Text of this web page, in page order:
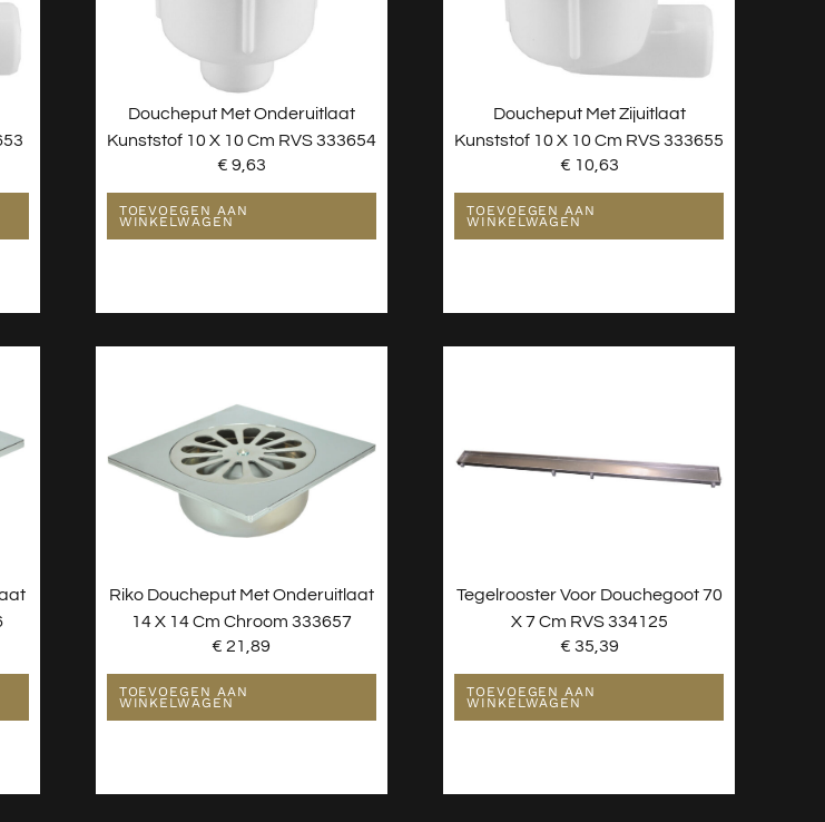
Doucheput Met Onderuitlaat
Kunststof 10 X 10 Cm RVS 333654
€ 9,63
TOEVOEGEN AAN
WINKELWAGEN
Doucheput Met Zijuitlaat
Kunststof 10 X 10 Cm RVS 333655
€ 10,63
TOEVOEGEN AAN
WINKELWAGEN
Riko Doucheput Met Onderuitlaat
14 X 14 Cm Chroom 333657
€ 21,89
TOEVOEGEN AAN
WINKELWAGEN
Tegelrooster Voor Douchegoot 70
X 7 Cm RVS 334125
€ 35,39
TOEVOEGEN AAN
WINKELWAGEN